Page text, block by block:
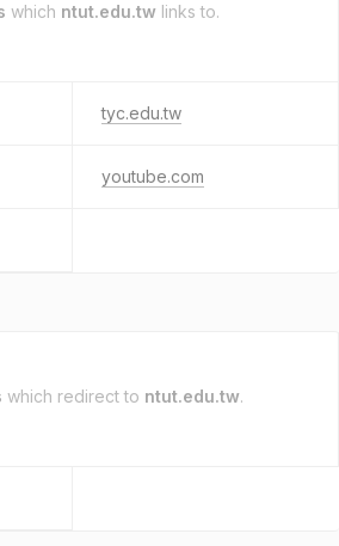
which ntut.edu.tw links to.
tyc.edu.tw
youtube.com
which redirect to ntut.edu.tw.